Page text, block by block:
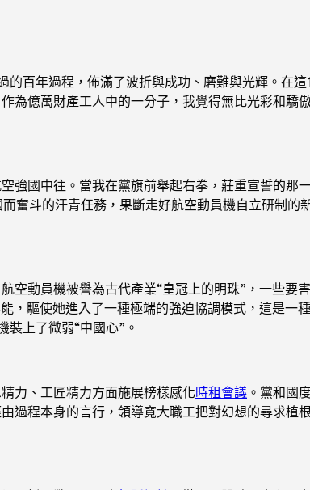
百年過程，佈滿了波折與成功、磨難與光輝。在
為億萬財產工人中的一分子，我覺得無比光彩和驕
強國中往。當我在黨旗前舉起右拳，莊重宣誓的那
奮斗的汗青任務，果斷走好航空動員機自立研制的
空動員機被譽為古代產業“皇冠上的明珠”，一些要
驅使她進入了一種極端的強迫協調模式，這是一
上了微弱“中國心”。
力、工匠精力方面施展榜樣感化時租會議 。黨和國
由過程本身的言行，領導寬大職工把對幻想的尋求植